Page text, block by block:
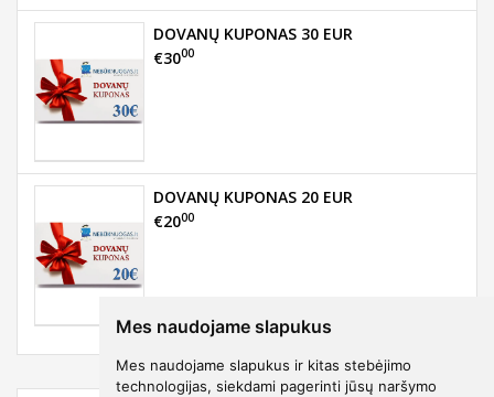
Mes naudojame slapukus
Mes naudojame slapukus ir kitas stebėjimo
technologijas, siekdami pagerinti jūsų naršymo
DOVANŲ KUPONAS 30 EUR
€3000
DOVANŲ KUPONAS 20 EUR
€2000